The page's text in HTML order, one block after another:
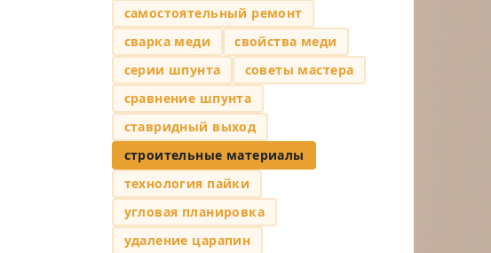
самостоятельный ремонт
сварка меди
свойства меди
серии шпунта
советы мастера
сравнение шпунта
ставридный выход
строительные материалы
технология пайки
угловая планировка
удаление царапин